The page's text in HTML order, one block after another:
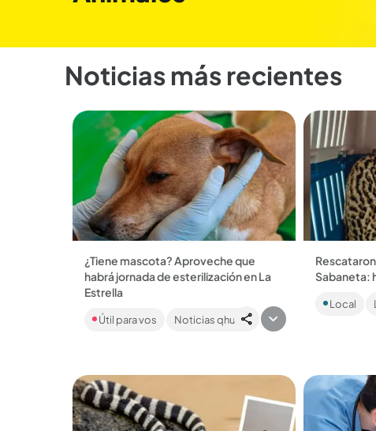
Noticias más recientes
¿Tiene mascota? Aproveche que
habrá jornada de esterilización en La
Estrella
residentes del municipio de La Estrella
Útil para vos Noticias qhubo
Sabaneta:
Gracias a
de
logró el
Local